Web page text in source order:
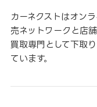
カーネクストはオン
売ネットワークと店
買取専門として下取
ています。